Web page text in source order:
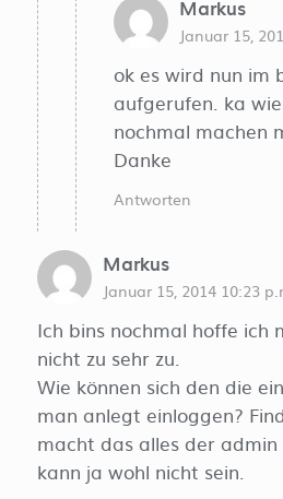
Markus
Januar 15,
ok es wird nun im
aufgerufen. ka
nochmal machen
Danke
Antworten
Markus
Januar 15, 2014 10:23
Ich bins nochmal hoffe ich
nicht zu sehr zu.
Wie können sich den die
man anlegt einloggen?
macht das alles der
kann ja wohl nicht sein.